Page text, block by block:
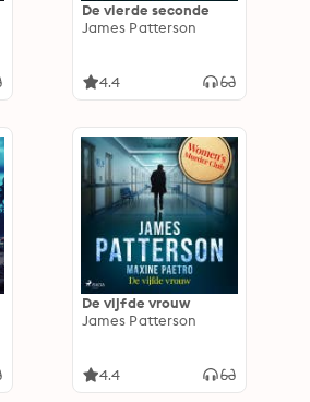
De vierde seconde
James Patterson
4.4
De vijfde vrouw
James Patterson
4.4